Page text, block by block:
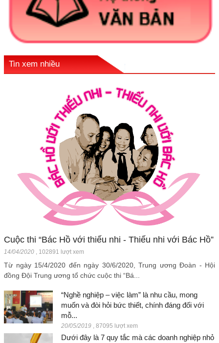
Tin xem nhiều
Cuộc thi “Bác Hồ với thiếu nhi - Thiếu nhi với Bác Hồ”
14/04/2020 , 102891 lượt xem
Từ ngày 15/4/2020 đến ngày 30/6/2020, Trung ương Đoàn - Hội
đồng Đội Trung ương tổ chức cuộc thi “Bá...
“Nghề nghiệp – việc làm” là nhu cầu, mong
muốn và đòi hỏi bức thiết, chính đáng đối với
mỗ...
20/05/2019 , 87095 lượt xem
Dưới đây là 7 quy tắc mà các doanh nghiệp nhỏ